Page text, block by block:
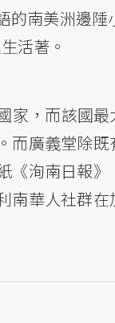
的南美洲邊
活著。
家，而該國
而廣義堂除
《洵南日報
南華人社群